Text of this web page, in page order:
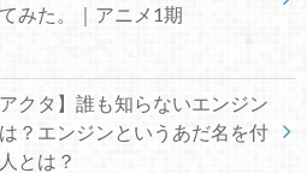
みた。｜アニメ1期
アクタ】誰も知らないエンジン
？エンジンというあだ名を付
とは？